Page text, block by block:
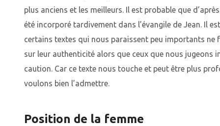
plus anciens et les meilleurs. Il est probable que
été incorporé tardivement dans l’évangile de Jean. Il
certains textes qui nous paraissent peu importants ne
sur leur authenticité alors que ceux que nous jugeons
caution. Car ce texte nous touche et peut être plus
voulons bien l’admettre.
Position de la femme